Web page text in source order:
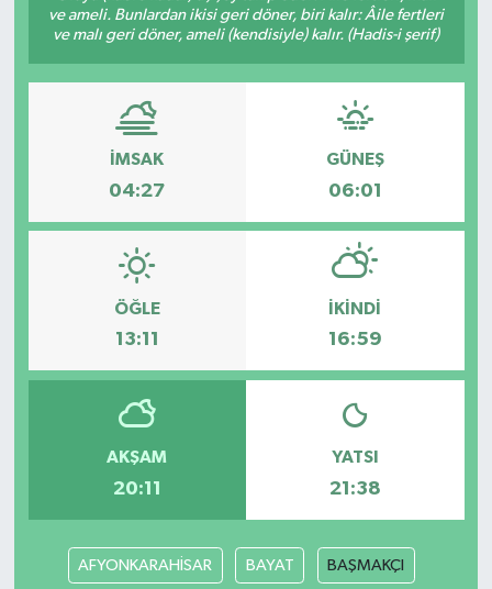
ve ameli. Bunlardan ikisi geri döner, biri kalır: Âile fertleri
ve malı geri döner, ameli (kendisiyle) kalır. (Hadis-i şerif)
İMSAK
04:27
GÜNEŞ
06:01
ÖĞLE
13:11
İKINDI
16:59
AKŞAM
20:11
YATSI
21:38
AFYONKARAHİSAR BAYAT BAŞMAKÇI
Devrek
ÇEVRE
DUNYA
Düzce
Eğitim
Ekonomi
Genel
Gökçebey